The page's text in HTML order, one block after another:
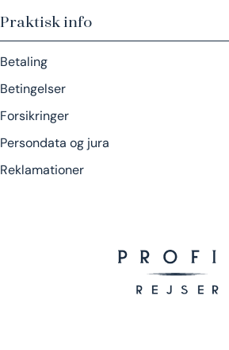
Praktisk info
Betaling
Betingelser
Forsikringer
Persondata og jura
Reklamationer